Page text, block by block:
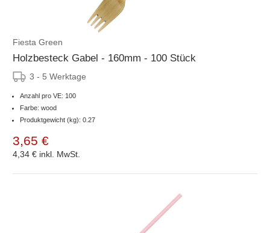
Fiesta Green
Holzbesteck Gabel - 160mm - 100 Stück
3 - 5 Werktage
Anzahl pro VE: 100
Farbe: wood
Produktgewicht (kg): 0.27
3,65 €
4,34 € inkl. MwSt.